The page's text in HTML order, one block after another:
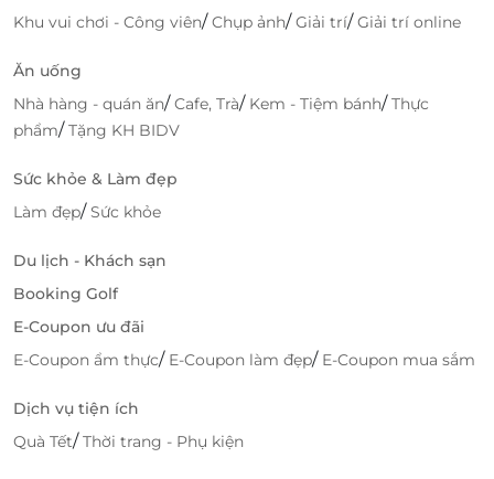
Khu vui chơi - Công viên/Chụp ảnh/Giải trí/Giải trí online
Ăn uống
Nhà hàng - quán ăn/Cafe, Trà/ Kem - Tiệm bánh/Thực
phẩm/Tặng KH BIDV
Sức khỏe & Làm đẹp
Làm đẹp/Sức khỏe
Du lịch - Khách sạn
Booking Golf
E-Coupon ưu đãi
E-Coupon ẩm thực/ E-Coupon làm đẹp/ E-Coupon mua sắm
Dịch vụ tiện ích
Quà Tết/Thời trang - Phụ kiện